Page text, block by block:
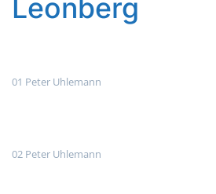
Leonberg
01 Peter Uhlemann
02 Peter Uhlemann